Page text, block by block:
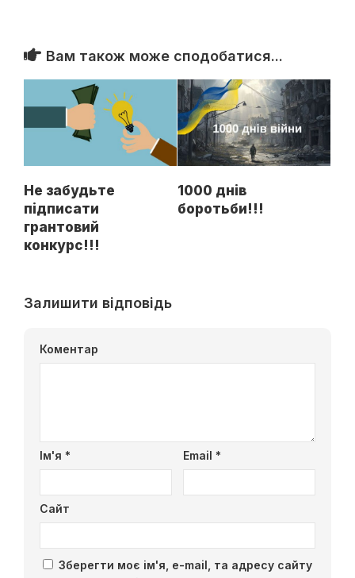
Вам також може сподобатися...
Не забудьте
підписати
грантовий
конкурс!!!
1000 днів
боротьби!!!
Залишити відповідь
Коментар
Ім'я * Email *
Сайт
Зберегти моє ім'я, e-mail, та адресу сайту